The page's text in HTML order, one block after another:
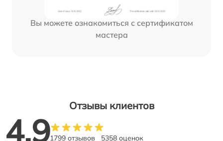
Вы можете ознакомиться с сертификатом
мастера
Отзывы клиентов
4.91799 отзывов 5358 оценок